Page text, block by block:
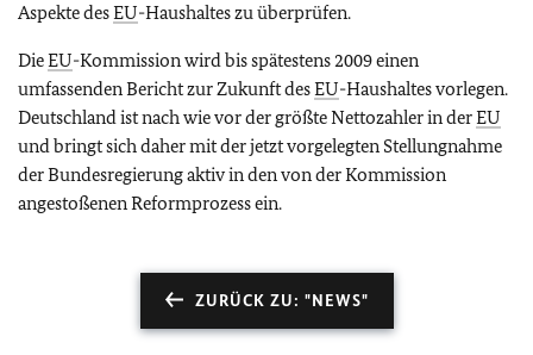
Aspekte desEU-Haushaltes zu überprüfen.
DieEU-Kommission wird bis spätestens 2009 einen
umfassenden Bericht zur Zukunft desEU-Haushaltes vorlegen.
Deutschland ist nach wie vor der größte Nettozahler in derEU
und bringt sich daher mit der jetzt vorgelegten Stellungnahme
der Bundesregierung aktiv in den von der Kommission
angestoßenen Reformprozess ein.
ZURÜCK ZU: "NEWS"